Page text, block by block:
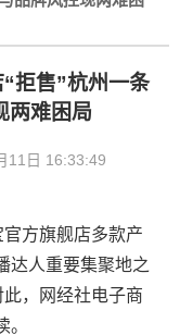
“拒售”杭州一条
两难困局
11日 16:33:49
方旗舰店多款产
达人重要集聚地之
此，网经社电子商
。